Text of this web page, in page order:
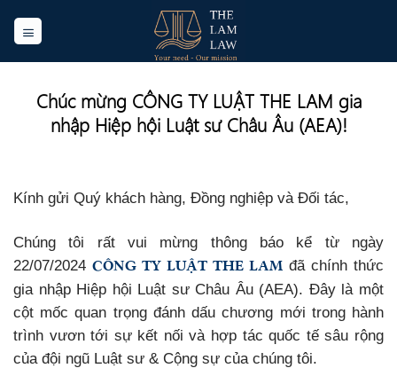
Chúc mừng CÔNG TY LUẬT THE LAM gia
nhập Hiệp hội Luật sư Châu Âu (AEA)!
Kính gửi Quý khách hàng, Đồng nghiệp và Đối tác,
Chúng tôi rất vui mừng thông báo kể từ ngày
22/07/2024 CÔNG TY LUẬT THE LAM đã chính thức
gia nhập Hiệp hội Luật sư Châu Âu (AEA). Đây là một
cột mốc quan trọng đánh dấu chương mới trong hành
trình vươn tới sự kết nối và hợp tác quốc tế sâu rộng
của đội ngũ Luật sư & Cộng sự của chúng tôi.